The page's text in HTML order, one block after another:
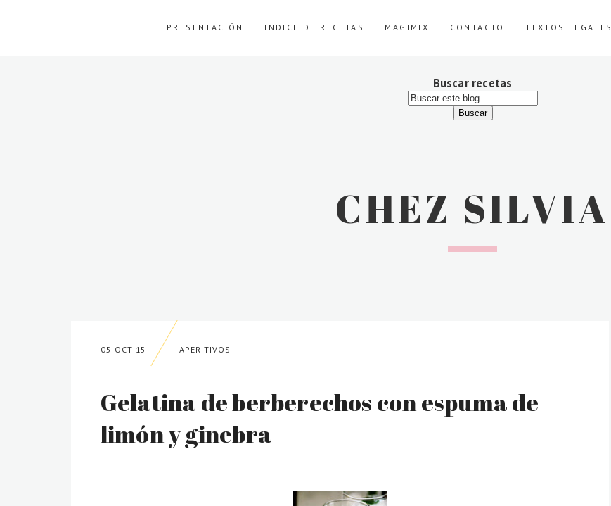
PRESENTACIÓN INDICE DE RECETAS MAGIMIX CONTACTO TEXTOS LEGALES
Buscar recetas
CHEZ SILVIA
05 OCT 15 APERITIVOS
Gelatina de berberechos con espuma de
limón y ginebra